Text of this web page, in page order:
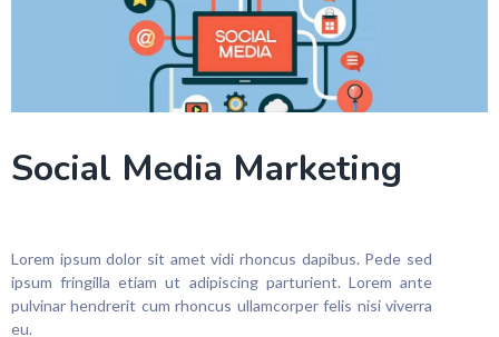
Social Media Marketing
Lorem ipsum dolor sit amet vidi rhoncus dapibus. Pede sed
ipsum fringilla etiam ut adipiscing parturient. Lorem ante
pulvinar hendrerit cum rhoncus ullamcorper felis nisi viverra
eu.